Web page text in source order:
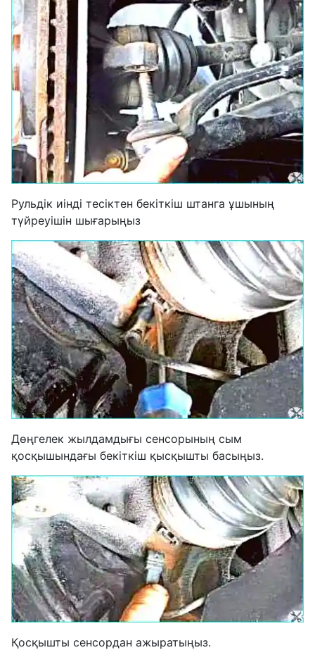
Рульдік иінді тесіктен бекіткіш штанга ұшының
түйреуішін шығарыңыз
Дөңгелек жылдамдығы сенсорының сым
қосқышындағы бекіткіш қысқышты басыңыз.
Қосқышты сенсордан ажыратыңыз.